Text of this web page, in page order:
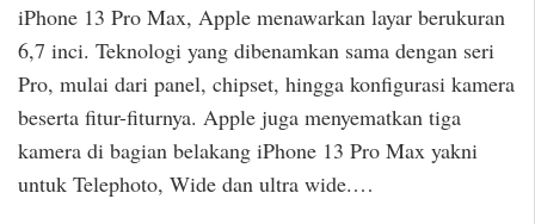
iPhone 13 Pro Max, Apple menawarkan layar berukuran
6,7 inci. Teknologi yang dibenamkan sama dengan seri
Pro, mulai dari panel, chipset, hingga konfigurasi kamera
beserta fitur-fiturnya. Apple juga menyematkan tiga
kamera di bagian belakang iPhone 13 Pro Max yakni
untuk Telephoto, Wide dan ultra wide.…